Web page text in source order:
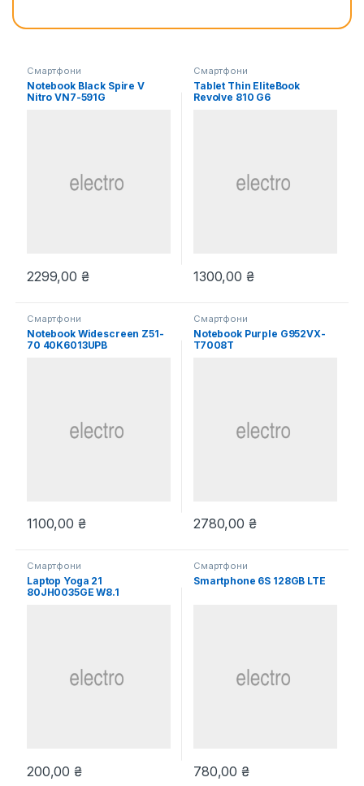
Смартфони
Notebook Black Spire V
Nitro VN7-591G
2299,00 ₴
Смартфони
Tablet Thin EliteBook
Revolve 810 G6
1300,00 ₴
Смартфони
Notebook Widescreen Z51-
70 40K6013UPB
1100,00 ₴
Смартфони
Notebook Purple G952VX-
T7008T
2780,00 ₴
Смартфони
Laptop Yoga 21
80JH0035GE W8.1
200,00₴
Смартфони
Smartphone 6S 128GB LTE
780,00₴